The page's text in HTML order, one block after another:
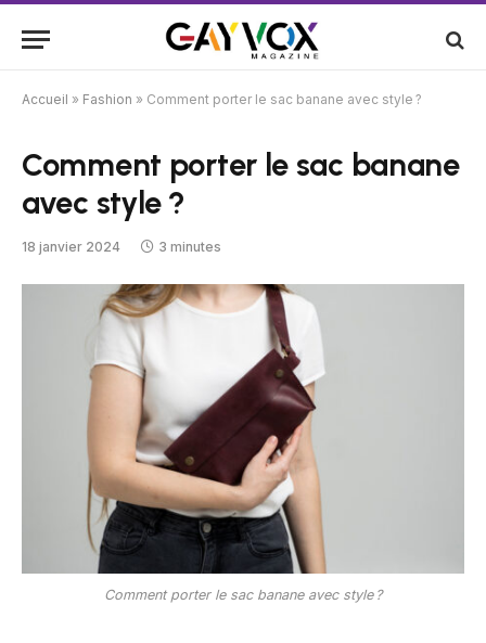
Accueil » Fashion » Comment porter le sac banane avec style ?
Comment porter le sac banane
avec style ?
18 janvier 2024 3 minutes
Comment porter le sac banane avec style ?